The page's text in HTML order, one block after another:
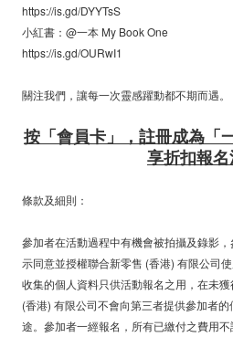
https://is.gd/DYYTsS
小紅書：@一本 My Book One
https://is.gd/OURwI1
關注我們，讓每一次靈感躍動都不期而遇。
按「會員卡」，註冊成為「
享折扣報
條款及細則：
參加者在活動過程中有機會被拍攝及錄影
示同意並授權聯合新零售 (香港) 有限公司
收集的個人資料只供活動報名之用，在未
(香港) 有限公司不會向第三者提供參加者
途。參加者一經報名，所有已繳付之費用